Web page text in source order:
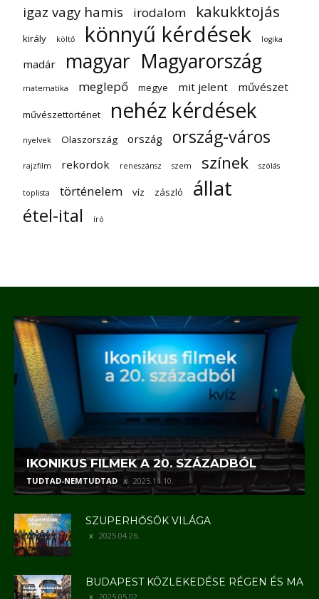
igaz vagy hamis irodalom kakukktojás
király költő könnyű kérdések logika
madár magyar Magyarország
matematika meglepő megye mit jelent művészet
művészettörténet nehéz kérdések
nyelvek Olaszország ország ország-város
rajzfilm rekordok reneszánsz szem színek szólás
toplista történelem víz zászló állat
étel-ital író
IKONIKUS FILMEK A 20. SZÁZADBÓL
TUDTAD-NEMTUDTAD 2025.11.10.
SZUPERHŐSÖK VILÁGA
2025.04.26.
BUDAPEST KÖZLEKEDÉSE RÉGEN ÉS MA
2025.05.02.